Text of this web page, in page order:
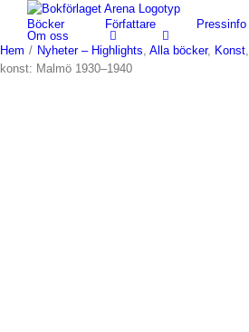
Fortsätt
innehållet
Böcker Författare Pressinfo
Om oss
Hem / Nyheter – Highlights, Alla böcker, Konst,
konst: Malmö 1930–1940